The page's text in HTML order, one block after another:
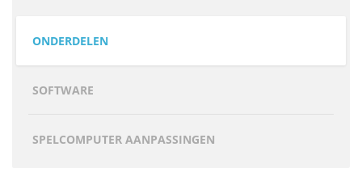
ONDERDELEN
SOFTWARE
SPELCOMPUTER AANPASSINGEN